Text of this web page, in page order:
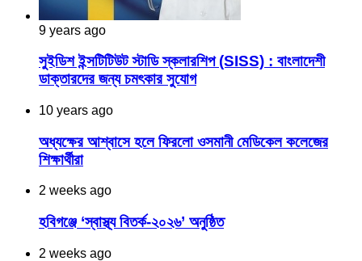
9 years ago
সুইডিশ ইন্সটিটিউট স্টাডি স্কলারশিপ (SISS) : বাংলাদেশী
ডাক্তারদের জন্য চমৎকার সুযোগ
10 years ago
অধ্যক্ষের আশ্বাসে হলে ফিরলো ওসমানী মেডিকেল কলেজের
শিক্ষার্থীরা
2 weeks ago
হবিগঞ্জে ‘স্বাস্থ্য বিতর্ক-২০২৬’ অনুষ্ঠিত
2 weeks ago